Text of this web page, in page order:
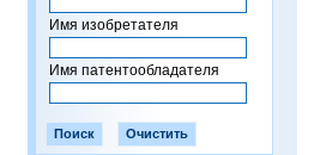
Имя изобретателя
Имя патентообладателя